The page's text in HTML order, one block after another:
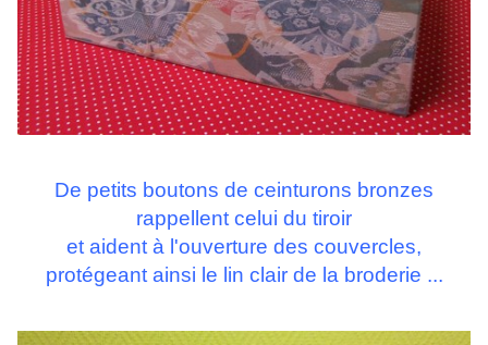
De petits boutons de ceinturons bronzes
rappellent celui du tiroir
et aident à l'ouverture des couvercles,
protégeant ainsi le lin clair de la broderie ...